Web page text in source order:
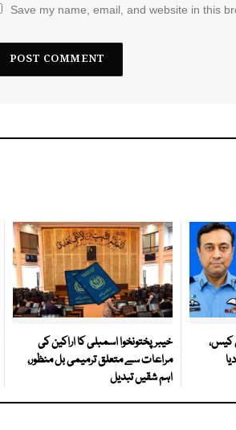
Save my name, email, and website in this
کیس،
خیبرپختونخوا اسمبلی کا اراکین کی
مراعات سے متعلق ترمیمی بل منظور،
اہم شقیں تبدیل